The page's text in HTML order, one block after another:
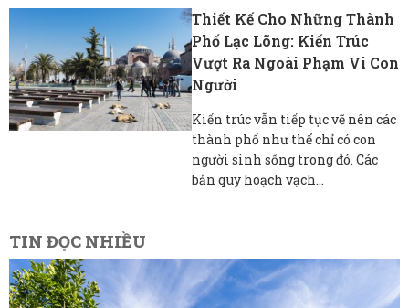
Thiết Kế Cho Những Thành
Phố Lạc Lõng: Kiến Trúc
Vượt Ra Ngoài Phạm Vi Con
Người
Kiến trúc vẫn tiếp tục vẽ nên các
thành phố như thể chỉ có con
người sinh sống trong đó. Các
bản quy hoạch vạch...
TIN ĐỌC NHIỀU